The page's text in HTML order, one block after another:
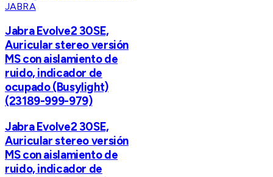
JABRA
Jabra Evolve2 30SE,
Auricular stereo versión
MS con aislamiento de
ruido, indicador de
ocupado (Busylight)
(23189-999-979)
Jabra Evolve2 30SE,
Auricular stereo versión
MS con aislamiento de
ruido, indicador de